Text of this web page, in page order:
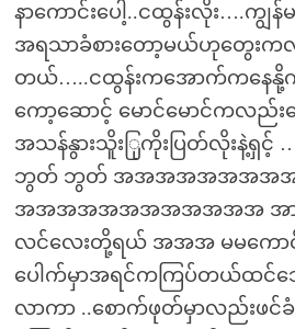
နာကောင်းပေါ့..ငထွန်းလိုး….က
အရသာခံစားတော့မယ်ဟုတွေးကလို
တယ်…..ငထွန်းကအောက်ကနေနို့
ကော့ဆောင့် မောင်မောင်ကလည်
အသန်နွားသိူးြုကိုးပြတ်လိုးနဲ့ရှ
ဘွတ် ဘွတ် အအအအအအအအ
အအအအအအအအအအအအ အား
လင်လေးတို့ရယ် အအအ မမကော
ပေါက်မှာအရင်ကကြပ်တယ်ထင်သေ
လာကာ ..စောက်ဖုတ်မှာလည်းဖင်